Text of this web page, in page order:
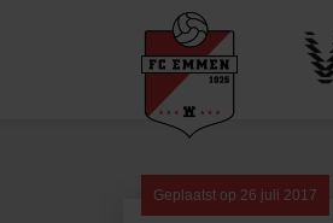
Geplaatst op 26 juli 2017